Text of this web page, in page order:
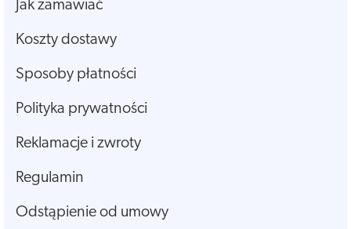
Jak zamawiać
Koszty dostawy
Sposoby płatności
Polityka prywatności
Reklamacje i zwroty
Regulamin
Odstąpienie od umowy